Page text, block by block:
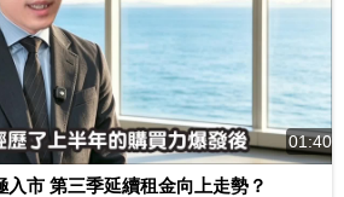
01:40
入市 第三季延續租金向上走勢？